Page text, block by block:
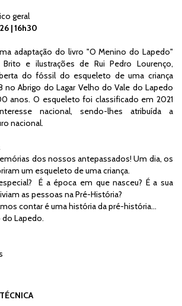
geral
| 16h30
adaptação do livro "O Menino do Lapedo"
e ilustrações de Rui Pedro Lourenço,
do fóssil do esqueleto de uma criança
no Abrigo do Lagar Velho do Vale do Lapedo
anos. O esqueleto foi classificado em 2021
nacional, sendo-lhes atribuída a
nacional.
dos nossos antepassados! Um dia, os
um esqueleto de uma criança.
É a época em que nasceu? É a sua
as pessoas na Pré-História?
contar é uma história da pré-história…
Lapedo.